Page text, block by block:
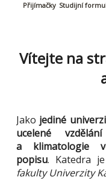
Přijímačky Studijní
Vítejte na
Jako jediné
ucelené
a klimatologie
popisu. Katedra
fakulty Univerzity